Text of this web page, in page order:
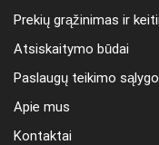
Prekių grąžinimas ir
Atsiskaitymo būdai
Paslaugų teikimo
Apie mus
Kontaktai